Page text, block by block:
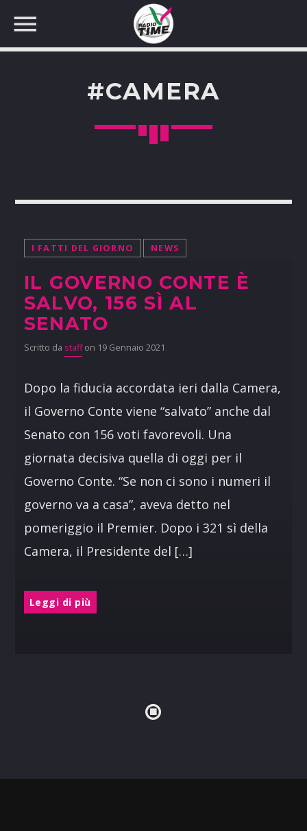
#CAMERA
I FATTI DEL GIORNO NEWS
IL GOVERNO CONTE È
SALVO, 156 SÌ AL
SENATO
Scritto da staffon 19 Gennaio 2021
Dopo la fiducia accordata ieri dalla Camera,
il Governo Conte viene “salvato” anche dal
Senato con 156 voti favorevoli. Una
giornata decisiva quella di oggi per il
Governo Conte. “Se non ci sono i numeri il
governo va a casa”, aveva detto nel
pomeriggio il Premier. Dopo i 321 sì della
Camera, il Presidente del […]
Leggi di più